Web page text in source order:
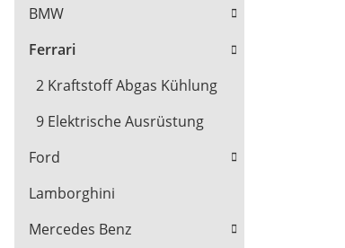
BMW
Ferrari
2 Kraftstoff Abgas Kühlung
9 Elektrische Ausrüstung
Ford
Lamborghini
Mercedes Benz